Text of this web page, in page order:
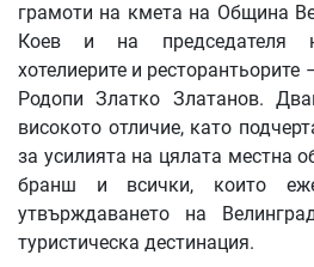
грамоти на кмета на Община
Коев и на председателя
хотелиерите и
Родопи Златко Златанов.
високото отличие, като
за усилията на цялата местна
бранш и всички, които
утвърждаването на
туристическа дестинация.